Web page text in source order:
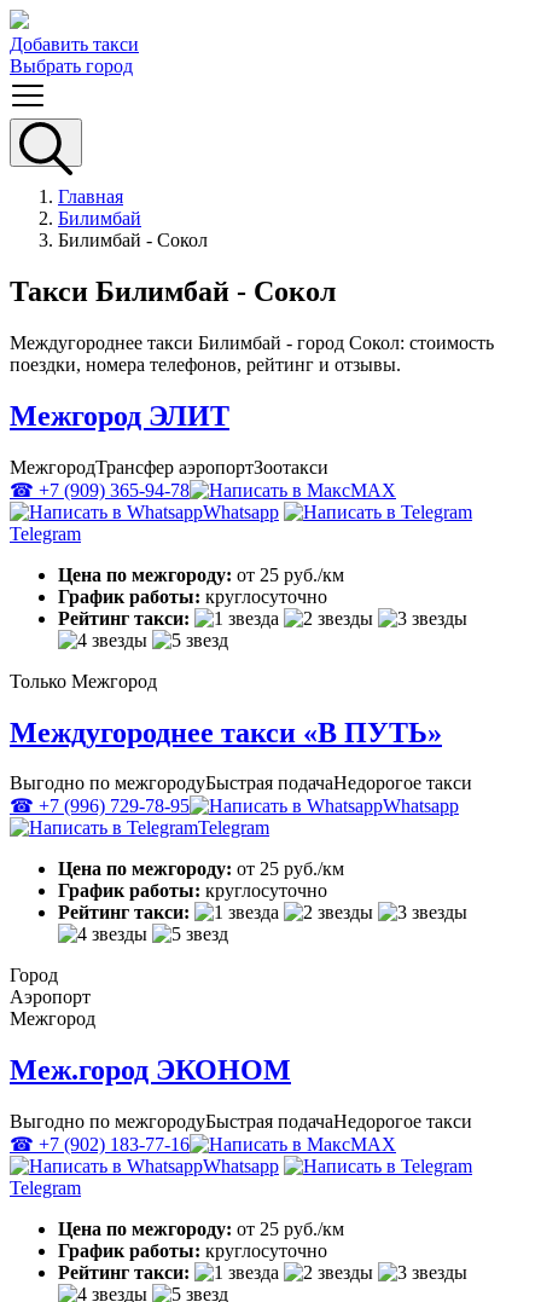
Добавить такси
Выбрать город
Главная
Билимбай
Билимбай - Сокол
Такси Билимбай - Сокол
Междугороднее такси Билимбай - город Сокол: стоимость
поездки, номера телефонов, рейтинг и отзывы.
Межгород ЭЛИТ
МежгородТрансфер аэропортЗоотакси
☎ +7 (909) 365-94-78
MAX
Whatsapp
Telegram
Цена по межгороду: от 25 руб./км
График работы: круглосуточно
Рейтинг такси:
Только Межгород
Междугороднее такси «В ПУТЬ»
Выгодно по межгородуБыстрая подачаНедорогое такси
☎ +7 (996) 729-78-95
Whatsapp
Telegram
Цена по межгороду: от 25 руб./км
График работы: круглосуточно
Рейтинг такси:
Город
Аэропорт
Межгород
Меж.город ЭКОНОМ
Выгодно по межгородуБыстрая подачаНедорогое такси
☎ +7 (902) 183-77-16
MAX
Whatsapp
Telegram
Цена по межгороду: от 25 руб./км
График работы: круглосуточно
Рейтинг такси: